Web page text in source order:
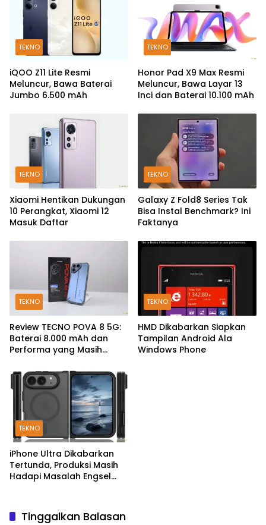
TEKNO
iQOO Z11 Lite Resmi
Meluncur, Bawa Baterai
Jumbo 6.500 mAh
TEKNO
Honor Pad X9 Max Resmi
Meluncur, Bawa Layar 13
Inci dan Baterai 10.100 mAh
TEKNO
Xiaomi Hentikan Dukungan
10 Perangkat, Xiaomi 12
Masuk Daftar
TEKNO
Galaxy Z Fold8 Series Tak
Bisa Instal Benchmark? Ini
Faktanya
TEKNO
Review TECNO POVA 8 5G:
Baterai 8.000 mAh dan
Performa yang Masih
TEKNO
HMD Dikabarkan Siapkan
Tampilan Android Ala
Windows Phone
TEKNO
iPhone Ultra Dikabarkan
Tertunda, Produksi Masih
Hadapi Masalah Engsel
Tinggalkan Balasan